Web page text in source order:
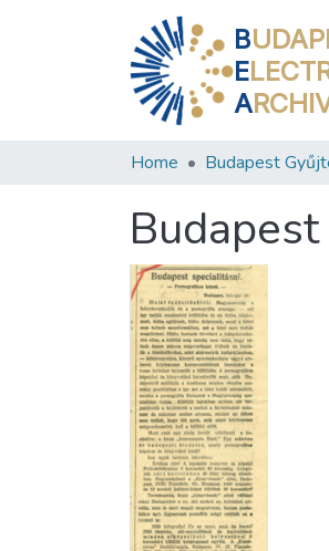
B
E
A
Home Budapest